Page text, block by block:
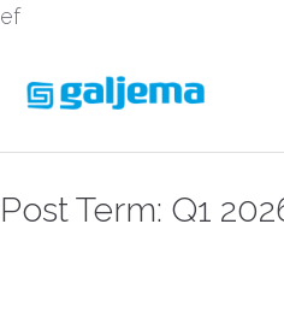
ef
Post Term: Q1